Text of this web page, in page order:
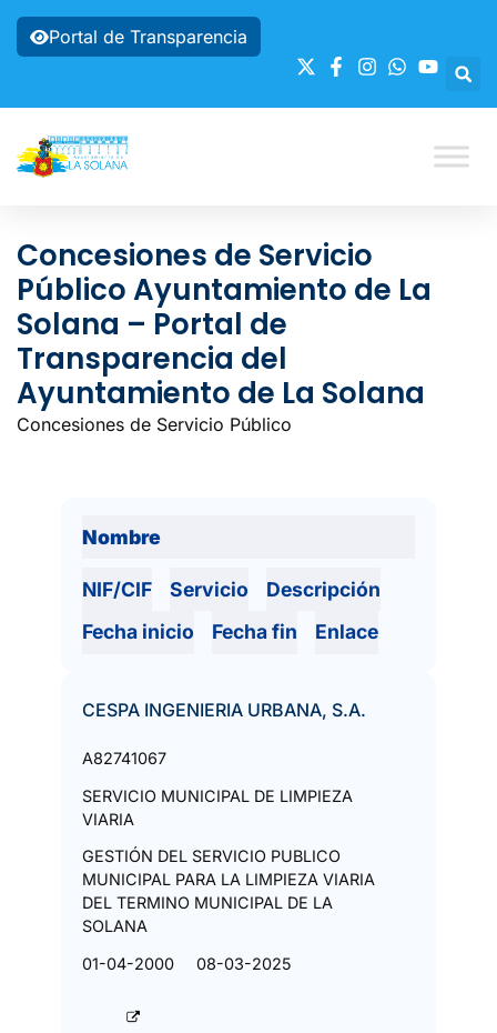
Portal de Transparencia
Concesiones de Servicio
Público Ayuntamiento de La
Solana – Portal de
Transparencia del
Ayuntamiento de La Solana
Concesiones de Servicio Público
Nombre
NIF/CIF Servicio
Descripción
Fecha inicio
Fecha fin Enlace
CESPA INGENIERIA URBANA, S.A.
A82741067
SERVICIO MUNICIPAL DE LIMPIEZA
VIARIA
GESTIÓN DEL SERVICIO PUBLICO
MUNICIPAL PARA LA LIMPIEZA VIARIA
DEL TERMINO MUNICIPAL DE LA
SOLANA
01-04-2000
08-03-2025